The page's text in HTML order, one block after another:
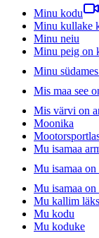
Minu kodu
Minu kullake
Minu neiu
Minu peig on
Minu
Mis maa see
Mis värvi on
Moonika
Mu isamaa
Mu isamaa
Mu isamaa
Mu kallim
Mu kodu
Mu koduke